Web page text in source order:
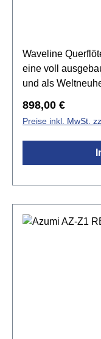
Waveline
eine voll
und als
Bogen mit dem
verkürzt die Flöte
ermüdungsfreies,
Flötenspiel
Regulärer Preis:
898,00 €
Preise inkl. MwSt.